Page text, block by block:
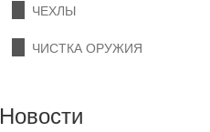
ЧЕХЛЫ
ЧИСТКА ОРУЖИЯ
Новости